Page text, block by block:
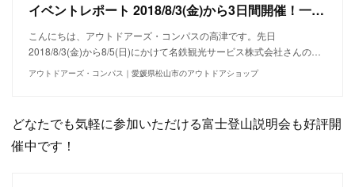
イベントレポート 2018/8/3(金)から3日間開催！一合目から登る富士山チャレンジ その1
こんにちは、アウトドアーズ・コンパスの高津です。先日
2018/8/3(金)から8/5(日)にかけて名鉄観光サービス株式会社さんの…
アウトドアーズ・コンパス｜愛媛県松山市のアウトドアショップ
どなたでも気軽に参加いただける富士登山説明会も好評開
催中です！